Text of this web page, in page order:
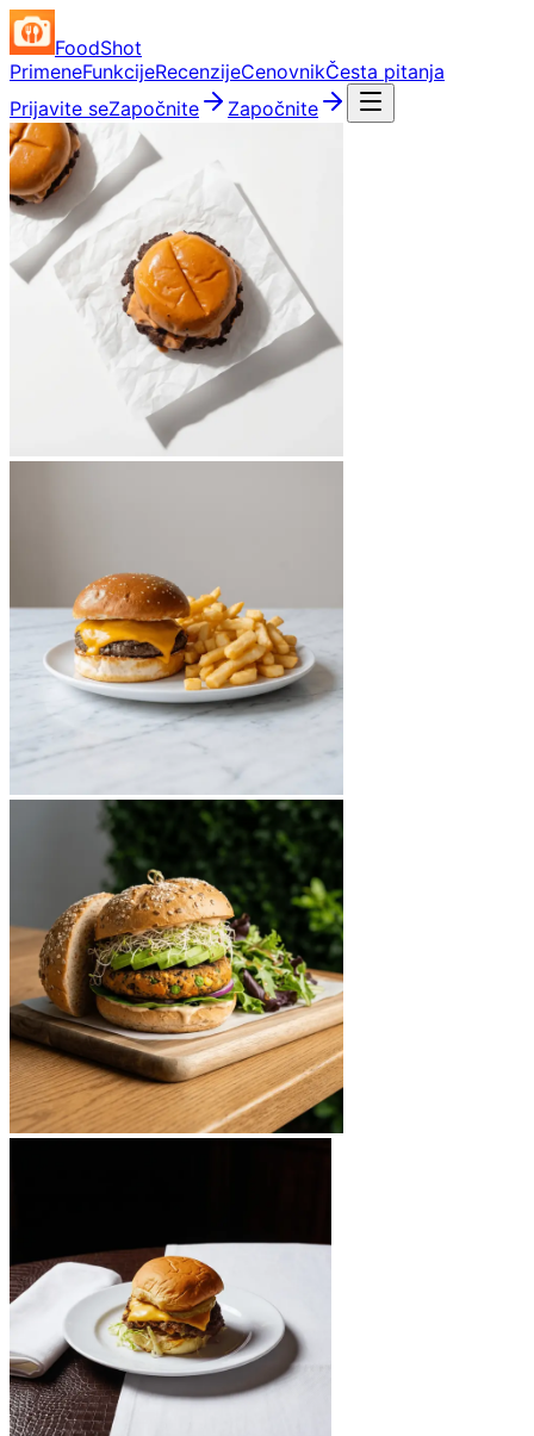
FoodShot
PrimeneFunkcijeRecenzijeCenovnikČesta pitanja
Prijavite seZapočnite Započnite